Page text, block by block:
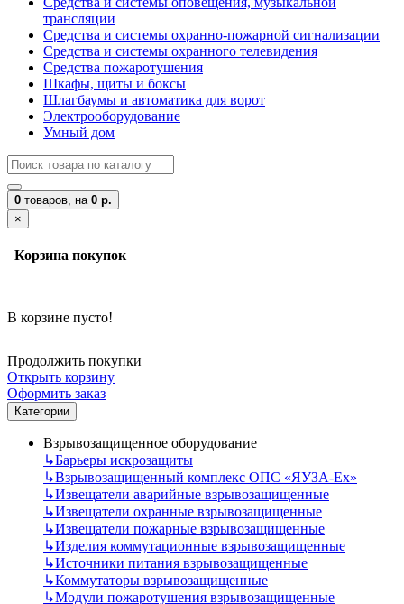
трансляции
Средства и системы охранно-пожарной сигнализации
Средства и системы охранного телевидения
Средства пожаротушения
Шкафы, щиты и боксы
Шлагбаумы и автоматика для ворот
Электрооборудование
Умный дом
0 товаров, на 0 р.
×
Корзина покупок
В корзине пусто!
Продолжить покупки
Открыть корзину
Оформить заказ
Категории
Взрывозащищенное оборудование
↳Барьеры искрозащиты
↳Взрывозащищенный комплекс ОПС «ЯУЗА-Ех»
↳Извещатели аварийные взрывозащищенные
↳Извещатели охранные взрывозащищенные
↳Извещатели пожарные взрывозащищенные
↳Изделия коммутационные взрывозащищенные
↳Источники питания взрывозащищенные
↳Коммутаторы взрывозащищенные
↳Модули пожаротушения взрывозащищенные